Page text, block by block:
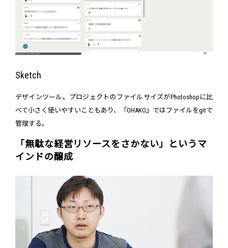
Sketch
デザインツール。プロジェクトのファイルサイズがPhotoshopに比
べて小さく使いやすいこともあり、『OHAKO』ではファイルをgitで
管理する。
「無駄な経営リソースをさかない」というマ
インドの醸成